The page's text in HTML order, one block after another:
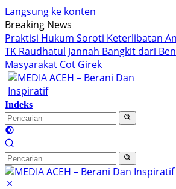
Langsung ke konten
Breaking News
Praktisi Hukum Soroti Keterlibatan
TK Raudhatul Jannah Bangkit dari
Masyarakat Cot Girek
Indeks